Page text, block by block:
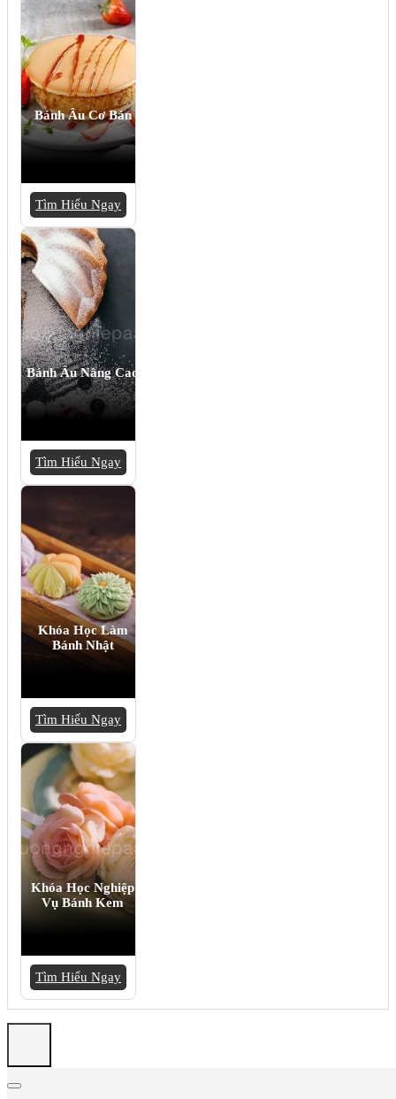
Bánh Âu Cơ Bản
Tìm Hiểu Ngay
Bánh Âu Nâng Cao
Tìm Hiểu Ngay
Khóa Học Làm
Bánh Nhật
Tìm Hiểu Ngay
Khóa Học Nghiệp
Vụ Bánh Kem
Tìm Hiểu Ngay